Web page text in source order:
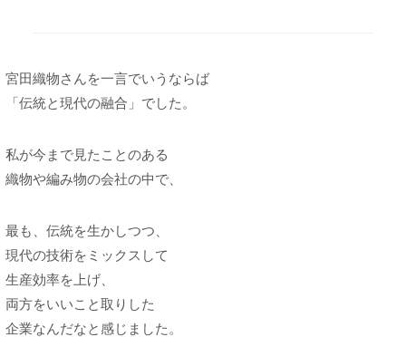
宮田織物さんを一言でいうならば
「伝統と現代の融合」でした。
私が今まで見たことのある
織物や編み物の会社の中で、
最も、伝統を生かしつつ、
現代の技術をミックスして
生産効率を上げ、
両方をいいこと取りした
企業なんだなと感じました。